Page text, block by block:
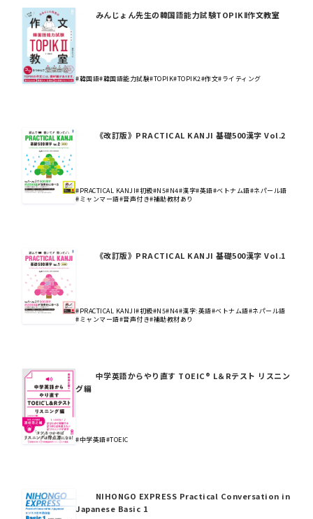
みんじょん先生の韓国語能力試験TOPIKⅡ作文教室
#韓国語#韓国語能力試験#TOPIK#TOPIK2#作文#ライティング
《改訂版》PRACTICAL KANJI 基礎500漢字 Vol.2
#PRACTICAL KANJI#初級#N5#N4#漢字#英語#ベトナム語#ネパール語
#ミャンマー語#音声付き#補助教材あり
《改訂版》PRACTICAL KANJI 基礎500漢字 Vol.1
#PRACTICAL KANJI#初級#N5#N4#漢字:英語#ベトナム語#ネパール語
#ミャンマー語#音声付き#補助教材あり
中学英語からやり直す TOEIC® L＆Rテスト リスニン
グ編
#中学英語#TOEIC
NIHONGO EXPRESS Practical Conversation in
Japanese Basic 1